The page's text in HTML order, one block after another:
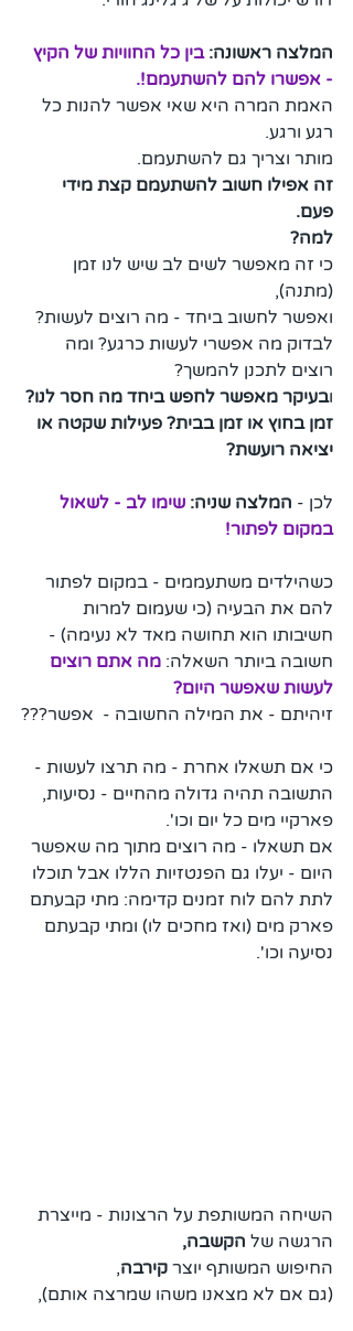
המלצה ראשונה: בין כל החוויות של הקיץ
- אפשרו להם להשתעמם!.
האמת המרה היא שאי אפשר להנות כל
רגע ורגע.
מותר וצריך גם להשתעמם.
זה אפילו חשוב להשתעמם קצת מידי
פעם.
למה?
כי זה מאפשר לשים לב שיש לנו זמן
(מתנה),
ואפשר לחשוב ביחד - מה רוצים לעשות?
לבדוק מה אפשרי לעשות כרגע? ומה
רוצים לתכנן להמשך?
ובעיקר מאפשר לחפש ביחד מה חסר לנו?
זמן בחוץ או זמן בבית? פעילות שקטה או
יציאה רועשת?
לכן - המלצה שניה: שימו לב - לשאול
במקום לפתור!
כשהילדים משתעממים - במקום לפתור
להם את הבעיה (כי שעמום למרות
חשיבותו הוא תחושה מאד לא נעימה) -
חשובה ביותר השאלה: מה אתם רוצים
לעשות שאפשר היום?
זיהיתם - את המילה החשובה -  אפשר???
כי אם תשאלו אחרת - מה תרצו לעשות -
התשובה תהיה גדולה מהחיים - נסיעות,
פארקיי מים כל יום וכו'.
אם תשאלו - מה רוצים מתוך מה שאפשר
היום - יעלו גם הפנטזיות הללו אבל תוכלו
לתת להם לוח זמנים קדימה: מתי קבעתם
פארק מים (ואז מחכים לו) ומתי קבעתם
נסיעה וכו'.
השיחה המשותפת על הרצונות - מייצרת
הרגשה של הקשבה,
החיפוש המשותף יוצר קירבה,
(גם אם לא מצאנו משהו שמרצה אותם),